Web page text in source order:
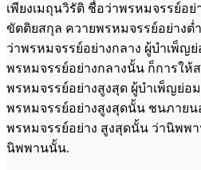
เพียงเมถุนวิรัติ ชื่อว่าพรหมจรรย์อ
ขัตติยสกุล ควายพรหมจรรย์อย่าง
ว่าพรหมจรรย์อย่างกลาง ผู้บำเพ็ญย่
พรหมจรรย์อย่างกลางนั้น ก็การให้
พรหมจรรย์อย่างสูงสุด ผู้บำเพ็ญย่อ
พรหมจรรย์อย่างสูงสุดนั้น ชนภาย
พรหมจรรย์อย่าง สูงสุดนั้น ว่านิพพ
นิพพานนั้น.